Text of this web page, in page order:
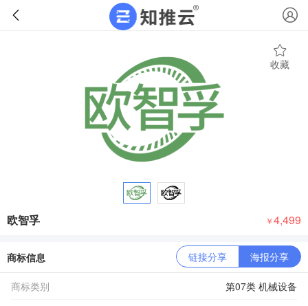
收藏
欧智孚 ￥4,499
商标信息 链接分享 海报分享
商标类别
第07类 机械设备